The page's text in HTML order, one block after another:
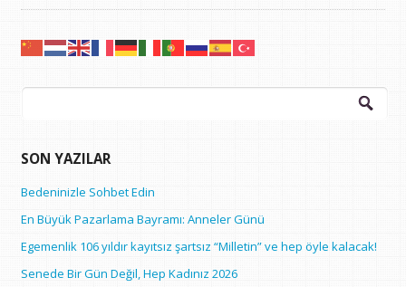
Arama:
SON YAZILAR
Bedeninizle Sohbet Edin
En Büyük Pazarlama Bayramı: Anneler Günü
Egemenlik 106 yıldır kayıtsız şartsız “Milletin” ve hep öyle kalacak!
Senede Bir Gün Değil, Hep Kadınız 2026